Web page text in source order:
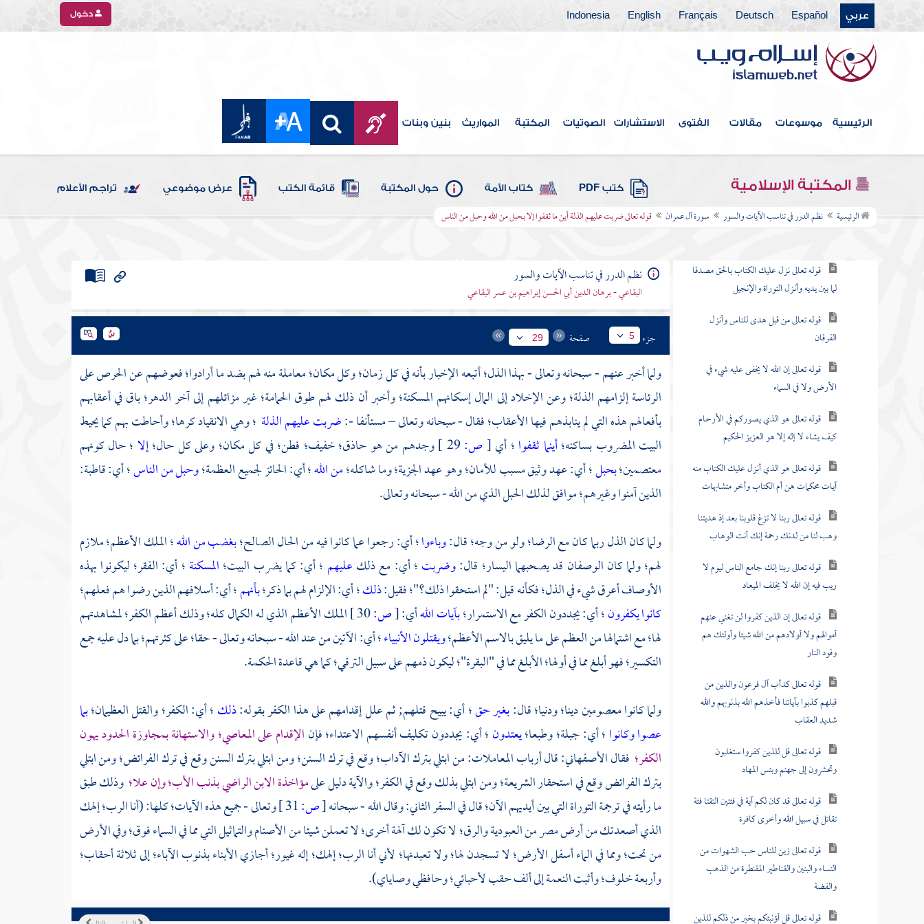
عربي Español
Deutsch
Français
English
Indonesia دخول
الرئيسية موسوعات مقالات الفتوى الاستشارات الصوتيات المكتبة المواريث بنين وبنات
المكتبة الإسلامية كتب PDF كتاب الأمة حول المكتبة قائمة الكتب عرض موضوعي تراجم الأعلام
الرئيسية نظم الدرر في تناسب الآيات والسور سورة آل عمران قوله تعالى ضربت عليهم الذلة أين ما ثقفوا إلا بحبل من الله وحبل من الناس
فهرس الكتاب
مقدمة
سورة الفاتحة
سورة البقرة
سورة آل عمران
قوله تعالى نزل عليك الكتاب بالحق مصدقا
لما بين يديه وأنزل التوراة والإنجيل
قوله تعالى من قبل هدى للناس وأنزل
الفرقان
قوله تعالى إن الله لا يخفى عليه شيء في
الأرض ولا في السماء
قوله تعالى هو الذي يصوركم في الأرحام
كيف يشاء لا إله إلا هو العزيز الحكيم
قوله تعالى هو الذي أنزل عليك الكتاب منه
آيات محكمات هن أم الكتاب وأخر متشابهات
قوله تعالى ربنا لا تزغ قلوبنا بعد إذ هديتنا
وهب لنا من لدنك رحمة إنك أنت الوهاب
قوله تعالى ربنا إنك جامع الناس ليوم لا
ريب فيه إن الله لا يخلف الميعاد
قوله تعالى إن الذين كفروا لن تغني عنهم
أموالهم ولا أولادهم من الله شيئا وأولئك هم
وقود النار
قوله تعالى كدأب آل فرعون والذين من
قبلهم كذبوا بآياتنا فأخذهم الله بذنوبهم والله
شديد العقاب
قوله تعالى قل للذين كفروا ستغلبون
وتحشرون إلى جهنم وبئس المهاد
قوله تعالى قد كان لكم آية في فئتين التقتا فئة
تقاتل في سبيل الله وأخرى كافرة
قوله تعالى زين للناس حب الشهوات من
النساء والبنين والقناطير المقنطرة من الذهب
والفضة
قوله تعالى قل أؤنبئكم بخير من ذلكم للذين
نظم الدرر في تناسب الآيات والسور
البقاعي - برهان الدين أبي الحسن إبراهيم بن عمر البقاعي
جزء 5 صفحة 29
ولما أخبر عنهم - سبحانه وتعالى - بهذا الذل؛ أتبعه الإخبار بأنه في كل زمان؛ وكل مكان؛ معاملة منه لهم بضد ما أرادوا؛ فعوضهم عن الحرص على
الرئاسة إلزامهم الذلة؛ وعن الإخلاد إلى المال إسكانهم المسكنة؛ وأخبر أن ذلك لهم طوق الحمامة؛ غير مزائلهم إلى آخر الدهر؛ باق في أعقابهم
بأفعالهم هذه التي لم ينابذهم فيها الأعقاب؛ فقال - سبحانه وتعالى – مستأنفا -:ضربت عليهم الذلة ؛ وهي الانقياد كرها؛ وأحاطت بهم كما يحيط
البيت المضروب بساكنه؛أينما ثقفوا؛ أي[ص:29 ] وجدهم من هو حاذق؛ خفيف؛ فطن؛ في كل مكان؛ وعلى كل حال؛إلا؛ حال كونهم
معتصمين؛بحبل؛ أي: عهد وثيق مسبب للأمان؛ وهو عهد الجزية؛ وما شاكله؛من الله؛ أي: الحائز لجميع العظمة؛وحبل من الناس؛ أي: قاطبة:
الذين آمنوا وغيرهم؛ موافق لذلك الحبل الذي من الله - سبحانه وتعالى.
ولما كان الذل ربما كان مع الرضا؛ ولو من وجه؛ قال:وباءوا؛ أي: رجعوا عما كانوا فيه من الحال الصالح؛بغضب من الله؛ الملك الأعظم؛ ملازم
لهم؛ ولما كان الوصفان قد يصحبهما اليسار؛ قال:وضربت؛ أي: مع ذلكعليهم ؛ أي: كما يضرب البيت؛المسكنة؛ أي: الفقر؛ ليكونوا بهذه
الأوصاف أعرق شيء في الذل؛ فكأنه قيل: "لم استحقوا ذلك؟"؛ فقيل:ذلك؛ أي: الإلزام لهم بما ذكر؛بأنهم؛ أي: أسلافهم الذين رضوا هم فعلهم؛
كانوا يكفرون؛ أي: يجددون الكفر مع الاستمرار؛بآيات اللهأي:[ص:
الملك الأعظم الذي له الكمال كله؛ وذلك أعظم الكفر؛ لمشاهدتهم
لها؛ مع اشتمالها من العظم على ما يليق بالاسم الأعظم؛ويقتلون الأنبياء؛ أي: الآتين من عند الله - سبحانه وتعالى - حقا؛ على كثرتهم؛ بما دل عليه جمع
التكسير؛ فهو أبلغ مما في أولها؛ الأبلغ مما في "البقرة"؛ ليكون ذمهم على سبيل الترقي؛ كما هي قاعدة الحكمة.
ولما كانوا معصومين دينا؛ ودنيا؛ قال:بغير حق؛ أي: يبيح قتلهم; ثم علل إقدامهم على هذا الكفر بقوله:ذلك؛ أي: الكفر؛ والقتل العظيمان؛بما
عصوا وكانوا؛ أي: جبلة؛ وطبعا؛يعتدون؛ أي: يجددون تكليف أنفسهم الاعتداء؛ فإنالإقدام على المعاصي؛ والاستهانة بمجاوزة الحدود يهون
الكفر؛ فقالالأصفهاني:قال أرباب المعاملات: من ابتلي بترك الآداب؛ وقع في ترك السنن؛ ومن ابتلي بترك السنن وقع في ترك الفرائض؛ ومن ابتلي
بترك الفرائض وقع في استحقار الشريعة؛ ومن ابتلي بذلك وقع في الكفر؛ والآية دليل علىمؤاخذة الابن الراضي بذنب الأب؛ وإن علا؛ وذلك طبق
ما رأيته في ترجمة التوراة التي بين أيديهم الآن؛ قال في السفر الثاني: وقال الله - سبحانه[ص:
وتعالى - جميع هذه الآيات؛ كلها: (أنا الرب؛ إلهك
الذي أصعدتك من أرضمصرمن العبودية والرق؛ لا تكون لك آلهة أخرى؛ لا تعملن شيئا من الأصنام والتماثيل التي مما في السماء فوق؛ وفي الأرض
من تحت؛ ومما في الماء أسفل الأرض؛ لا تسجدن لها؛ ولا تعبدنها؛ لأني أنا الرب؛ إلهك؛ إله غيور؛ أجازي الأبناء بذنوب الآباء؛ إلى ثلاثة أحقاب؛
وأربعة خلوف؛ وأثبت النعمة إلى ألف حقب لأحبائي؛ وحافظي وصاياي).